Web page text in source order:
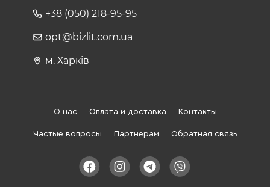
+38 (050) 218-95-95
opt@bizlit.com.ua
м. Харків
О нас Оплата и доставка Контакты
Частые вопросы Партнерам Обратная связь